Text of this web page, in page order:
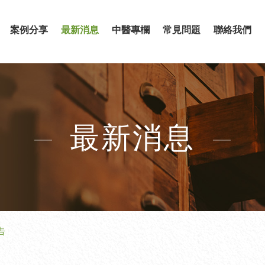
案例分享 最新消息 中醫專欄 常見問題 聯絡我們
最新消息